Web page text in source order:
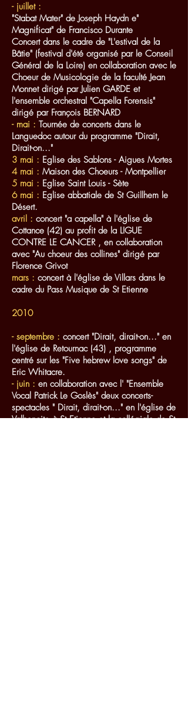
- juillet :
"Stabat Mater" de Joseph Haydn e"
Magnificat" de Francisco Durante
Concert dans le cadre de "L'estival de la
Bâtie" (festival d'été organisé par le Conseil
Général de la Loire) en collaboration avec le
Choeur de Musicologie de la faculté Jean
Monnet dirigé par Julien GARDE et
l'ensemble orchestral "Capella Forensis"
dirigé par François BERNARD
- mai : Tournée de concerts dans le
Languedoc autour du programme "Dirait,
Dirait-on..."
3 mai : Eglise des Sablons - Aigues Mortes
4 mai : Maison des Choeurs - Montpellier
5 mai : Eglise Saint Louis - Sète
6 mai : Eglise abbatiale de St Guillhem le
Désert.
avril : concert "a capella" à l'église de
Cottance (42) au profit de la LIGUE
CONTRE LE CANCER , en collaboration
avec "Au choeur des collines" dirigé par
Florence Grivot
mars : concert à l'église de Villars dans le
cadre du Pass Musique de St Etienne
2010
- septembre : concert "Dirait, dirait-on..." en
l'église de Retournac (43) , programme
centré sur les "Five hebrew love songs" de
Eric Whitacre.
- juin : en collaboration avec l' "Ensemble
Vocal Patrick Le Goslès" deux concerts-
spectacles " Dirait, dirait-on..." en l'église de
Valbenoite à St Etienne et la collégiale de St